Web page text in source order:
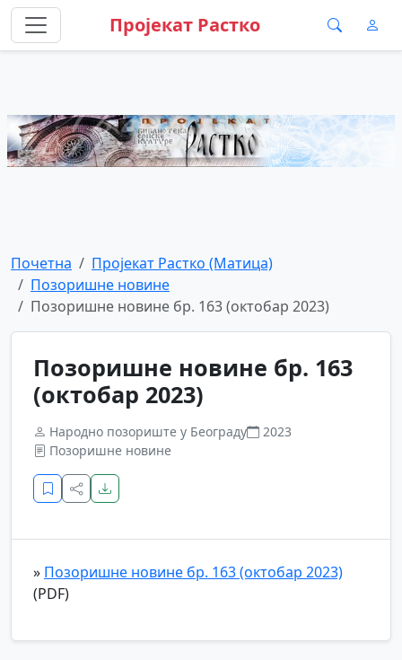
Пројекат Растко
Почетна
Пројекат Растко (Матица)
Позоришне новине
Позоришне новине бр. 163 (октобар 2023)
Позоришне новине бр. 163
(октобар 2023)
Народно позориште у Београду
2023
Позоришне новине
» Позоришне новине бр. 163 (октобар 2023)
(PDF)